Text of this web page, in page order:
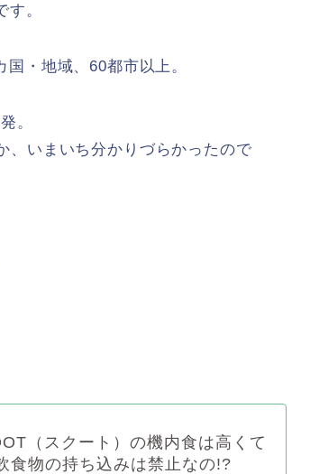
す。
・地域、60都市以上。
。
、いまいち分かりづらかったので
（スクート）の機内食は高くて
食物の持ち込みは禁止なの!?